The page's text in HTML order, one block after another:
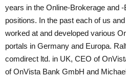
years in the Online-Brokerage and
positions. In the past each of us
worked at and developed various
portals in Germany and Europa.
comdirect ltd. in UK, CEO of
of OnVista Bank GmbH and